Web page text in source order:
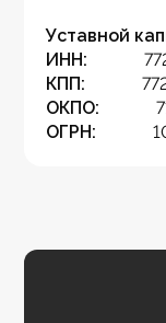
Уставной
ИНН:
КПП:
ОКПО:
ОГРН: